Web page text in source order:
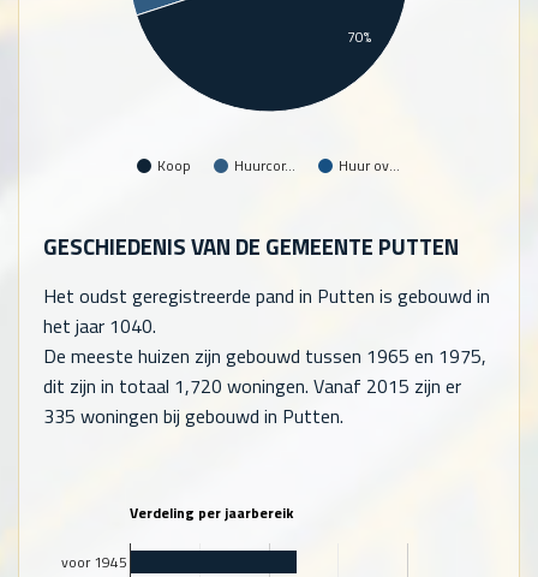
Koop Huurcor… Huur ov…
70%
GESCHIEDENIS VAN DE GEMEENTE PUTTEN
Het oudst geregistreerde pand in Putten is gebouwd in
het jaar 1040.
De meeste huizen zijn gebouwd tussen 1965 en 1975,
dit zijn in totaal 1,720 woningen. Vanaf 2015 zijn er
335 woningen bij gebouwd in Putten.
Verdeling per jaarbereik
voor 1945